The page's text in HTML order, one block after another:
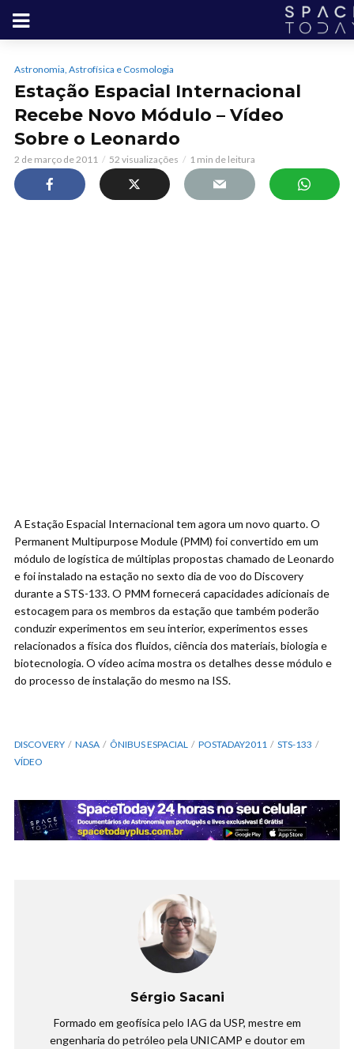
Astronomia, Astrofísica e Cosmologia
Estação Espacial Internacional
Recebe Novo Módulo – Vídeo
Sobre o Leonardo
2 de março de 2011 52 visualizações 1 min de leitura
A Estação Espacial Internacional tem agora um novo quarto. O
Permanent Multipurpose Module (PMM) foi convertido em um
módulo de logística de múltiplas propostas chamado de Leonardo
e foi instalado na estação no sexto dia de voo do Discovery
durante a STS-133. O PMM fornecerá capacidades adicionais de
estocagem para os membros da estação que também poderão
conduzir experimentos em seu interior, experimentos esses
relacionados a física dos fluidos, ciência dos materiais, biologia e
biotecnologia. O vídeo acima mostra os detalhes desse módulo e
do processo de instalação do mesmo na ISS.
DISCOVERY NASA ÔNIBUS ESPACIAL POSTADAY2011
STS-133
VÍDEO
Sérgio Sacani
Formado em geofísica pelo IAG da USP, mestre em
engenharia do petróleo pela UNICAMP e doutor em